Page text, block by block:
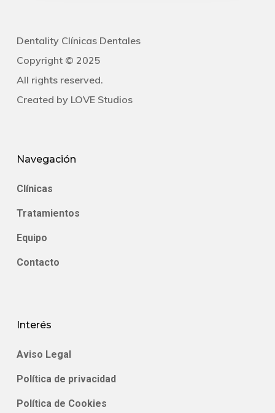
Dentality Clínicas Dentales
Copyright © 2025
All rights reserved.
Created by LOVE Studios
Navegación
Clínicas
Tratamientos
Equipo
Contacto
Interés
Aviso Legal
Política de privacidad
Política de Cookies